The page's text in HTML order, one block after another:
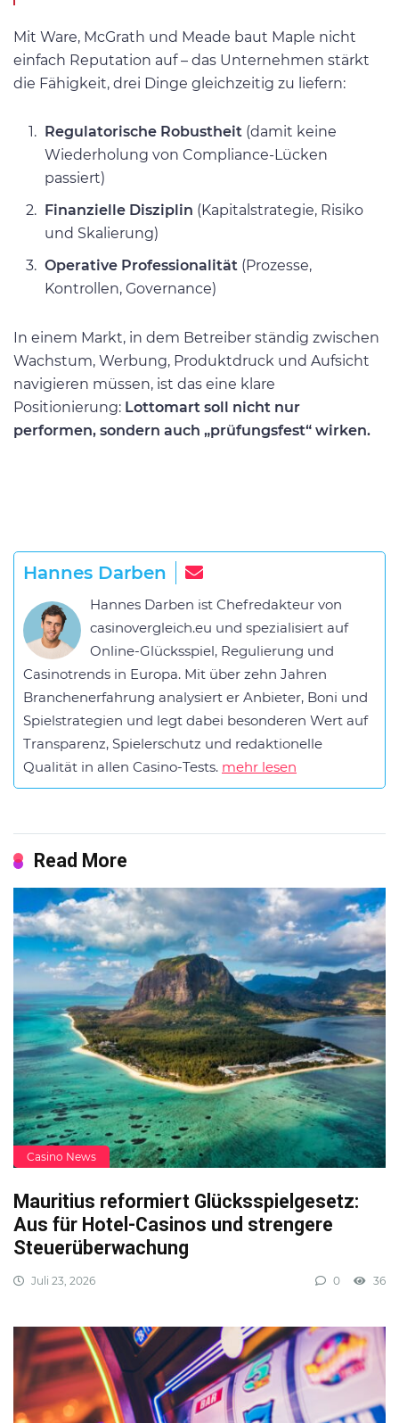
Mit Ware, McGrath und Meade baut Maple nicht
einfach Reputation auf – das Unternehmen stärkt
die Fähigkeit, drei Dinge gleichzeitig zu liefern:
Regulatorische Robustheit (damit keine
Wiederholung von Compliance-Lücken
passiert)
Finanzielle Disziplin (Kapitalstrategie, Risiko
und Skalierung)
Operative Professionalität (Prozesse,
Kontrollen, Governance)
In einem Markt, in dem Betreiber ständig zwischen
Wachstum, Werbung, Produktdruck und Aufsicht
navigieren müssen, ist das eine klare
Positionierung: Lottomart soll nicht nur
performen, sondern auch „prüfungsfest“ wirken.
Hannes Darben
Hannes Darben ist Chefredakteur von
casinovergleich.eu und spezialisiert auf
Online-Glücksspiel, Regulierung und
Casinotrends in Europa. Mit über zehn Jahren
Branchenerfahrung analysiert er Anbieter, Boni und
Spielstrategien und legt dabei besonderen Wert auf
Transparenz, Spielerschutz und redaktionelle
Qualität in allen Casino-Tests. mehr lesen
Read More
Casino News
Mauritius reformiert Glücksspielgesetz:
Aus für Hotel-Casinos und strengere
Steuerüberwachung
Juli 23, 2026 0 36